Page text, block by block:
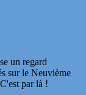
un regard
sur le Neuvième
par là !